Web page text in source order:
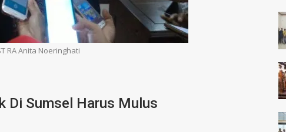
RA Anita Noeringhati
Di Sumsel Harus Mulus